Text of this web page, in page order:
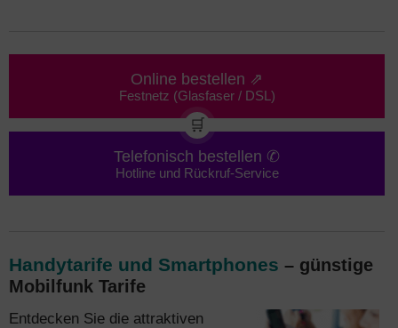
Online bestellen ⇗
Festnetz (Glasfaser / DSL)
🛒
Telefonisch bestellen ✆
Hotline und Rückruf-Service
Handytarife und Smartphones – günstige
Mobilfunk Tarife
Entdecken Sie die attraktiven